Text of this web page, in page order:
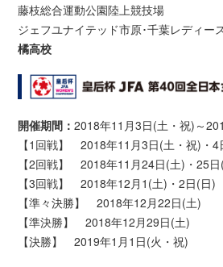
藤枝総合運動公園陸上競技場
ジェフユナイテッド市原･千葉レディー
橘高校
開催期間：2018年11月3日(土・祝)～
【1回戦】 2018年11月3日(土・祝)・4
【2回戦】 2018年11月24日(土)・25日
【3回戦】 2018年12月1(土)・2日(日)
【準々決勝】 2018年12月22日(土)
【準決勝】 2018年12月29日(土)
【決勝】 2019年1月1日(火・祝)